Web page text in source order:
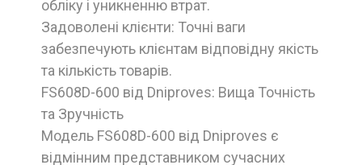
обліку і уникненню втрат.
Задоволені клієнти: Точні ваги
забезпечують клієнтам відповідну якість
та кількість товарів.
FS608D-600 від Dniproves: Вища Точність
та Зручність
Модель FS608D-600 від Dniproves є
відмінним представником сучасних